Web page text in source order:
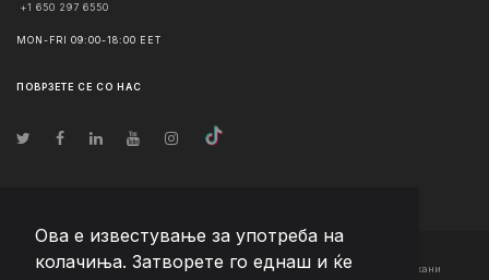
Ова е известување за употреба на
колачиња. Затворете го еднаш и ќе
+1 650 297 6550
MON-FRI 09:00-18:00 EET
ПОВРЗЕТЕ СЕ СО НАС
© Авторско право2026 Team Extension Macedonia - Сите права задржани